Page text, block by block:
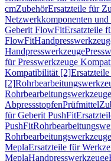
cmZubehörErsatzteile für
Netzwerkkomponenten und
Geberit FlowFitErsatzteile
FlowFit
Handpresswerkzeuge
für Presswerkzeuge
Kompatibilität [2]
[2]
Rohrbearbeitungswerkzeuge
AbpressstopfenPrüfmittel
für Geberit PushFit
PushFit
Rohrbearbeitungswerkzeuge
MeplaErsatzteile für
MeplaHandpresswerkzeuge